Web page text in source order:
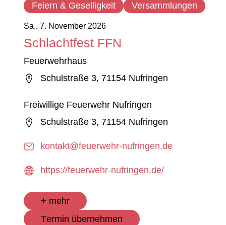
Sa., 7. November 2026
Schlachtfest FFN
Feuerwehrhaus
Schulstraße 3, 71154 Nufringen
Freiwillige Feuerwehr Nufringen
Schulstraße 3, 71154 Nufringen
kontakt@feuerwehr-nufringen.de
https://feuerwehr-nufringen.de/
+ mehr
Termin übernehmen
Feiern & Geselligkeit Versammlungen